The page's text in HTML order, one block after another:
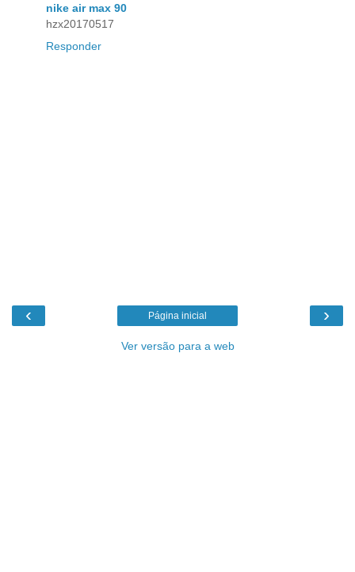
nike air max 90
hzx20170517
Responder
‹ ›
Página inicial
Ver versão para a web